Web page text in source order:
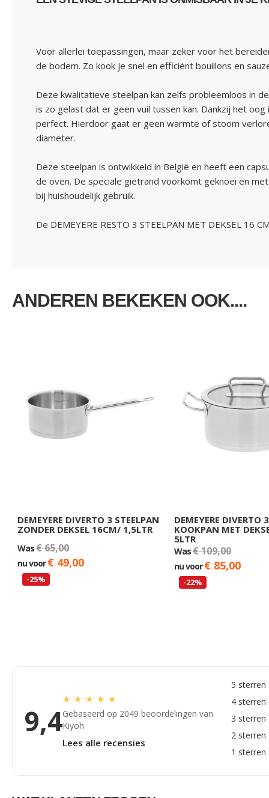
Voor allerlei toepassingen, maar zeker voor het
de bodem. Zo kook je snel en efficiënt bouillons en
Deze kwalitatieve steelpan kan zelfs probleemloos in
is zo gelast dat er geen vuil tussen kan. Dankzij het
perfect. Hierdoor gaat er geen warmte of stoom
diameter.
Deze steelpan is ontwikkeld in België en heeft een
de oven. De speciale gietrand voorkomt geknoei en
bij huishoudelijk gebruik.
De DEMEYERE RESTO 3 STEELPAN MET DEKSEL 16
ANDEREN BEKEKEN OOK....
DEMEYERE DIVERTO 3 STEELPAN
ZONDER DEKSEL 16CM/ 1,5LTR
Was€ 65,00
nu voor€ 49,00
-25%
DEMEYERE DIVERTO 3
KOOKPAN MET
5LTR
Was€ 109,00
nu voor€ 85,00
-22%
9,4
★ ★ ★ ★ ★
Gebaseerd op 2049 beoordelingen van
Kiyoh
Lees alle recensies
5 sterren
4 sterren
3 sterren
2 sterren
1 sterren